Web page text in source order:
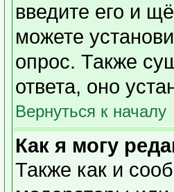
введите его и
можете
опрос. Также
ответа, оно
Вернуться к началу
Как я могу
Также как и